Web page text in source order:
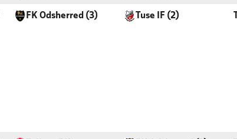
FK Odsherred (3) Tuse IF (2)